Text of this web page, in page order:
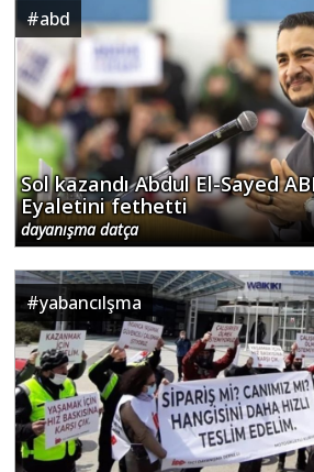
#abd
Sol kazandı Abdul El-Sayed
Eyaletini fethetti
dayanışma datça
#yabancılşma